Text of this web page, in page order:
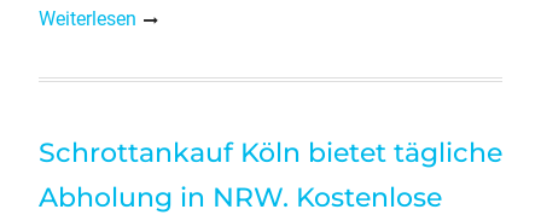
Weiterlesen
Schrottankauf Köln bietet tägliche
Abholung in NRW. Kostenlose